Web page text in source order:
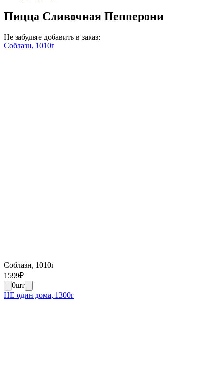
Пицца Сливочная Пепперони
Не забудьте добавить в заказ:
Соблазн, 1010г
Соблазн, 1010г
1599₽
0шт
НЕ один дома, 1300г